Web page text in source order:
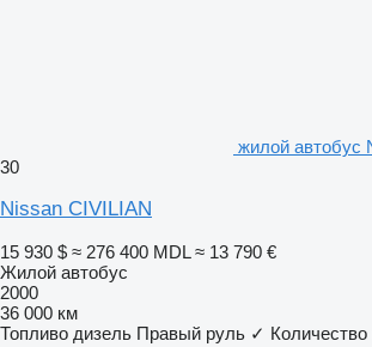
жилой автобус
30
Nissan CIVILIAN
15 930 $ ≈ 276 400 MDL ≈ 13 790 €
Жилой автобус
2000
36 000 км
Топливо дизель Правый руль ✓ Количество